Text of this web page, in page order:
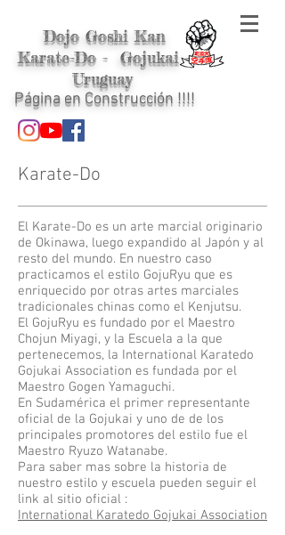
Dojo Goshi Kan
Karate-Do - Gojukai -
Uruguay
Página en Construcción !!!!
Karate-Do
El Karate-Do es un arte marcial originario
de Okinawa, luego expandido al Japón y al
resto del mundo. En nuestro caso
practicamos el estilo GojuRyu que es
enriquecido por otras artes marciales
tradicionales chinas como el Kenjutsu.
El GojuRyu es fundado por el Maestro
Chojun Miyagi, y la Escuela a la que
pertenecemos, la International Karatedo
Gojukai Association es fundada por el
Maestro Gogen Yamaguchi.
En Sudamérica el primer representante
oficial de la Gojukai y uno de de los
principales promotores del estilo fue el
Maestro Ryuzo Watanabe.
Para saber mas sobre la historia de
nuestro estilo y escuela pueden seguir el
link al sitio oficial :
International Karatedo Gojukai Association